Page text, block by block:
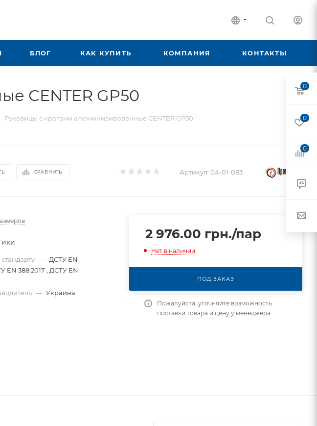
БЛОГ КАК КУПИТЬ КОМПАНИЯ КОНТАКТЫ
CENTER GP50
Рукавицы с крагами алюминизированные CENTER GP50
СРАВНИТЬ Артикул: 04-01-083
— ДСТУ EN
EN 388:2017 , ДСТУ EN
— Украина
2 976.00 грн./пар
Нет в наличии
ПОД ЗАКАЗ
Пожалуйста, уточняйте возможность
поставки товара и цену у менеджера
0
0
0